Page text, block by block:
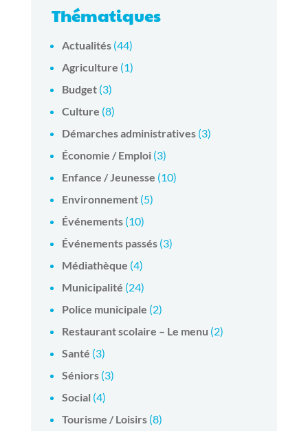
Thématiques
Actualités (44)
Agriculture (1)
Budget (3)
Culture (8)
Démarches administratives (3)
Économie / Emploi (3)
Enfance / Jeunesse (10)
Environnement (5)
Événements (10)
Événements passés (3)
Médiathèque (4)
Municipalité (24)
Police municipale (2)
Restaurant scolaire – Le menu (2)
Santé (3)
Séniors (3)
Social (4)
Tourisme / Loisirs (8)